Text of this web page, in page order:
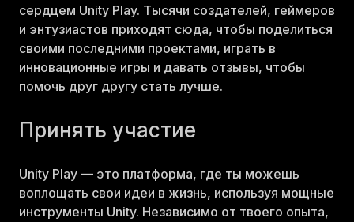
сердцем Unity Play. Тысячи создателей, геймеров
и энтузиастов приходят сюда, чтобы поделиться
своими последними проектами, играть в
инновационные игры и давать отзывы, чтобы
помочь друг другу стать лучше.
Принять участие
Unity Play — это платформа, где ты можешь
воплощать свои идеи в жизнь, используя мощные
инструменты Unity. Независимо от твоего опыта,